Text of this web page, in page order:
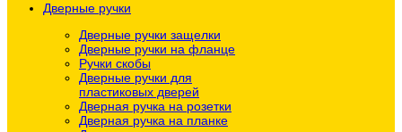
Дверные ручки
Дверные ручки защелки
Дверные ручки на фланце
Ручки скобы
Дверные ручки для
пластиковых дверей
Дверная ручка на розетки
Дверная ручка на планке